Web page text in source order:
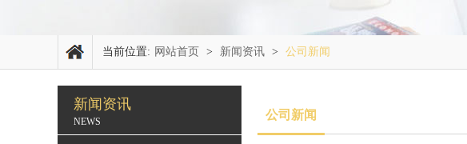
当前位置: 网站首页 > 新闻资讯 > 公司新闻
新闻资讯
NEWS 公司新闻